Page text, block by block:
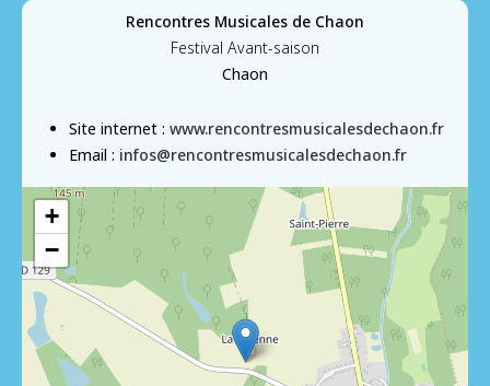
Rencontres Musicales de Chaon
Festival Avant-saison
Chaon
Site internet : www.rencontresmusicalesdechaon.fr
Email : infos@rencontresmusicalesdechaon.fr
+
−